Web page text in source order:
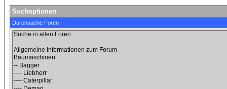
Suchoptionen
Durchsuche Foren